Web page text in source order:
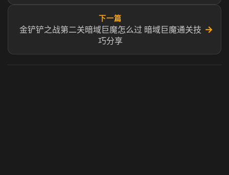
下一篇
金铲铲之战第二关暗域巨魔怎么过 暗域巨魔通关技
巧分享
→